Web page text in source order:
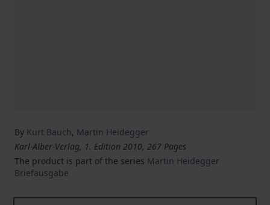
By Kurt Bauch, Martin Heidegger
Karl-Alber-Verlag, 1. Edition 2010, 267 Pages
The product is part of the series Martin Heidegger
Briefausgabe